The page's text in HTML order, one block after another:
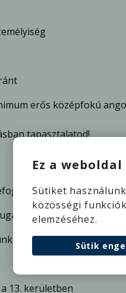
Ez a
Sütiket
közösségi
elemzéséhez.
Sütik
erős középfokú
tapasztalatod!
csapat
beosztás
(home office
13. kerületben